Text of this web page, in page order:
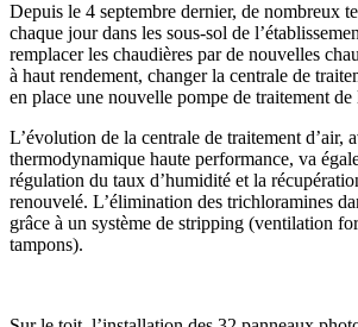
Depuis le 4 septembre dernier, de nombreux
chaque jour dans les sous-sol de
remplacer les chaudières par de nouvelles
à haut rendement, changer la centrale de
en place une nouvelle pompe de traitement de
L’évolution de la centrale de traitement d’air,
thermodynamique haute performance, va
régulation du taux d’humidité et la
renouvelé. L’élimination des trichloramines
grâce à un système de stripping (ventilation
tampons).